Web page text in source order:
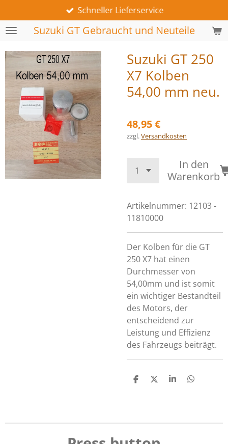
Hauptinhalt
springenSuzuki GT Gebraucht und Neuteile
Schneller Lieferservice
Suzuki GT 250
X7 Kolben
54,00 mm neu.
48,95 €
zzgl.Versandkosten
In den
Warenkorb
Artikelnummer: 12103 -
11810000
Der Kolben für die GT
250 X7 hat einen
Durchmesser von
54,00mm und ist somit
ein wichtiger Bestandteil
des Motors, der
entscheidend zur
Leistung und Effizienz
des Fahrzeugs beiträgt.
T
n
T
n
T
n
T
n